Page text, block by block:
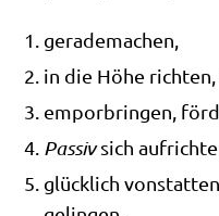
gera­de­ma­chen,
in die Höhe
empor­brin­gen,
Pas­sivsich
glück­lich